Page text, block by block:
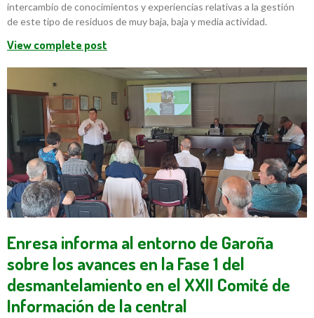
intercambio de conocimientos y experiencias relativas a la gestión
de este tipo de residuos de muy baja, baja y media actividad.
View complete post
Enresa informa al entorno de Garoña
sobre los avances en la Fase 1 del
desmantelamiento en el XXII Comité de
Información de la central